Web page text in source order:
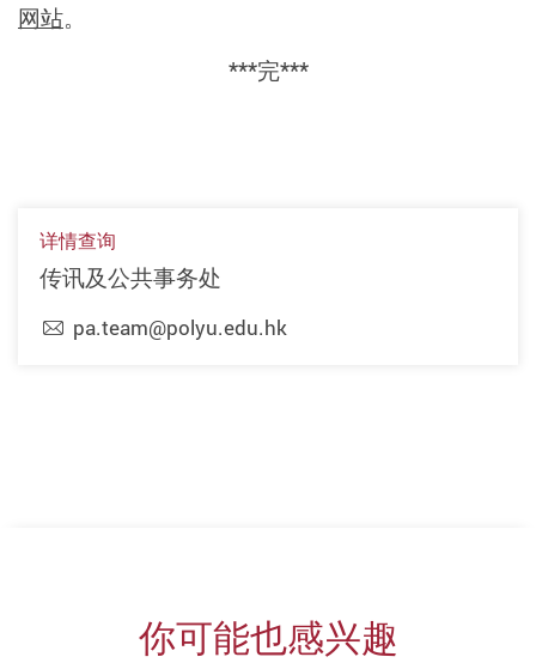
网站。
***完***
详情查询
传讯及公共事务处
pa.team@polyu.edu.hk
你可能也感兴趣